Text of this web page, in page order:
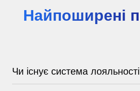
Найпоширені
Чи існує система